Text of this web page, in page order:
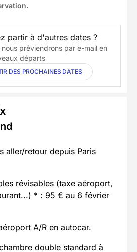
partir à d'autres dates ?
préviendrons par e-mail en
départs
DES PROCHAINES DATES
aller/retour depuis Paris
révisables (taxe aéroport,
* : 95 € au 6 février
A/R en autocar.
double standard à